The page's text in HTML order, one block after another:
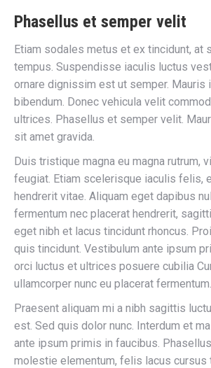
Phasellus et semper velit
Etiam sodales metus et ex tincidunt, at
tempus. Suspendisse iaculis luctus
ornare dignissim est ut semper. Mauris
bibendum. Donec vehicula velit
ultrices. Phasellus et semper velit.
sit amet gravida.
Duis tristique magna eu magna rutrum,
feugiat. Etiam scelerisque iaculis felis,
hendrerit vitae. Aliquam eget dapibus
fermentum nec placerat hendrerit,
eget nibh et lacus tincidunt rhoncus.
quis tincidunt. Vestibulum ante ipsum
orci luctus et ultrices posuere cubilia
ullamcorper nunc eu placerat fermentum.
Praesent aliquam mi a nibh sagittis
est. Sed quis dolor nunc. Interdum et
ante ipsum primis in faucibus.
molestie elementum, felis lacus cursus